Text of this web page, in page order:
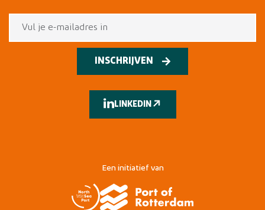
INSCHRIJVEN
LINKEDIN
Een initiatief van